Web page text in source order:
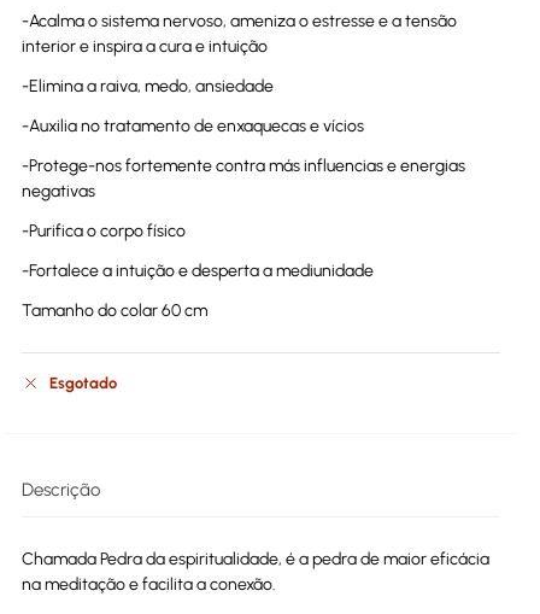
-Acalma o sistema nervoso, ameniza o estresse e a tensão
interior e inspira a cura e intuição
-Elimina a raiva, medo, ansiedade
-Auxilia no tratamento de enxaquecas e vícios
-Protege-nos fortemente contra más influencias e energias
negativas
-Purifica o corpo físico
-Fortalece a intuição e desperta a mediunidade
Tamanho do colar 60 cm
Esgotado
Descrição
Chamada Pedra da espiritualidade, é a pedra de maior eficácia
na meditação e facilita a conexão.